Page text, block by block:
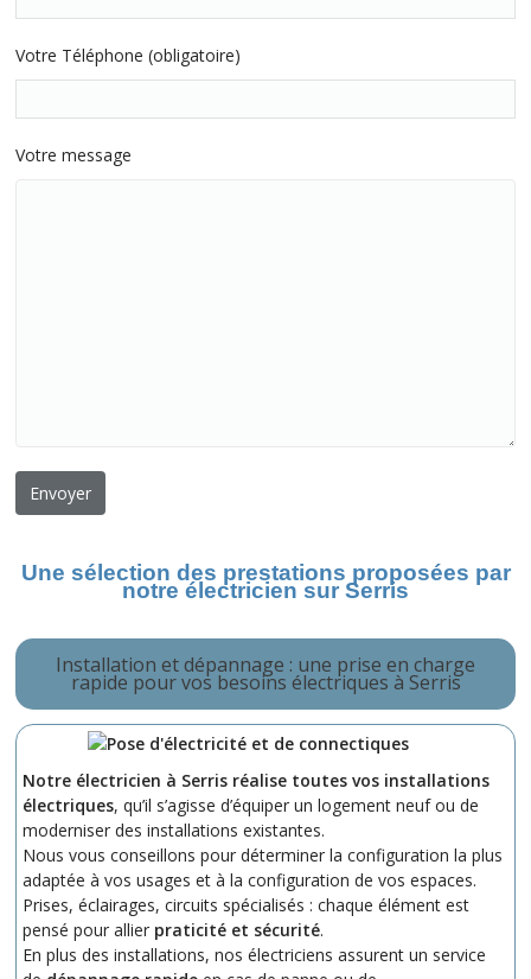
Votre Téléphone (obligatoire)
Votre message
Une sélection des prestations proposées par
notre électricien sur Serris
Installation et dépannage : une prise en charge
rapide pour vos besoins électriques à Serris
Notre électricien à Serris réalise toutes vos installations
électriques, qu’il s’agisse d’équiper un logement neuf ou de
moderniser des installations existantes.
Nous vous conseillons pour déterminer la configuration la plus
adaptée à vos usages et à la configuration de vos espaces.
Prises, éclairages, circuits spécialisés : chaque élément est
pensé pour allier praticité et sécurité.
En plus des installations, nos électriciens assurent un service